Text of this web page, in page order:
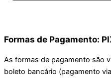
Formas de Pagamento:
As formas de pagamento são
boleto bancário (pagamento